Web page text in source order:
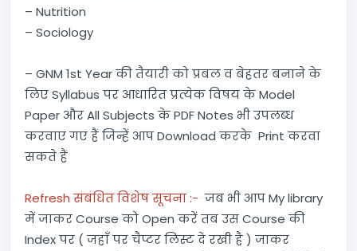
– Nutrition
– Sociology
– GNM 1st Year की तैयारी को प्रबल व बेहतर बनाने के
लिए Syllabus पर आधारित प्रत्येक विषय के Model
Paper और All Subjects के PDF Notes भी उपलब्ध
करवाए गए हैं जिन्हें आप Download करके Print करवा
सकते हैं
Refresh संबंधित विशेष सूचना :- जब भी आप My library
में जाकर Course को Open करें तब उस Course की
Index पर ( जहाँ पर चैप्टर लिस्ट दे रखी है ) जाकर